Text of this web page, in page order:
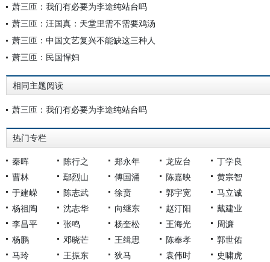
萧三匝：我们有必要为李途纯站台吗
萧三匝：汪国真：天堂里需不需要鸡汤
萧三匝：中国文艺复兴不能缺这三种人
萧三匝：民国悍妇
相同主题阅读
萧三匝：我们有必要为李途纯站台吗
热门专栏
秦晖 陈行之 郑永年 龙应台
丁学良
曹林
鄢烈山 傅国涌 陈嘉映
黄宗智
于建嵘
陈志武 徐贲 郭宇宽
马立诚
杨祖陶
沈志华 向继东 赵汀阳
戴建业
李昌平
张鸣 杨奎松 王海光
周濂
杨鹏
邓晓芒 王缉思 陈奉孝
郭世佑
马玲
王振东 狄马 袁伟时 史啸虎